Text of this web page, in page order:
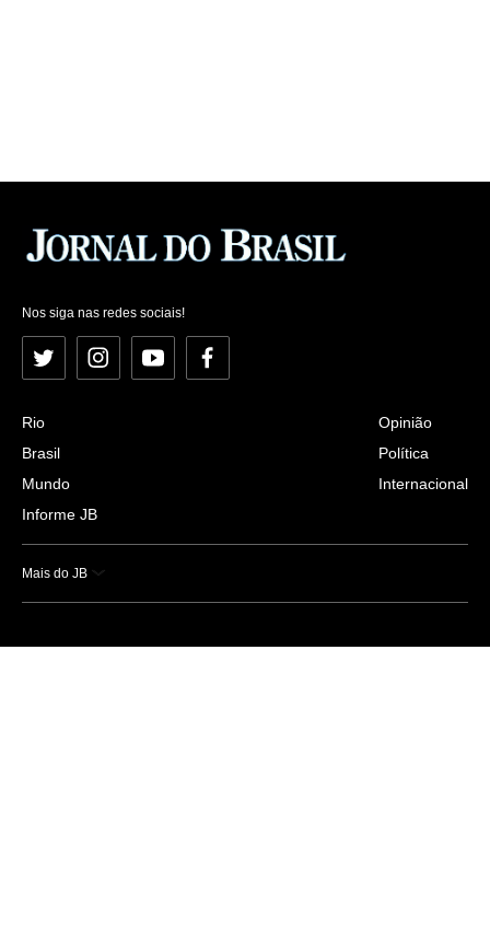
Nos siga nas redes sociais!
Twitter InstagramYouTubeFacebook
Rio
Brasil
Mundo
Informe JB
Opinião
Política
Internacional
Mais do JB
Esportes